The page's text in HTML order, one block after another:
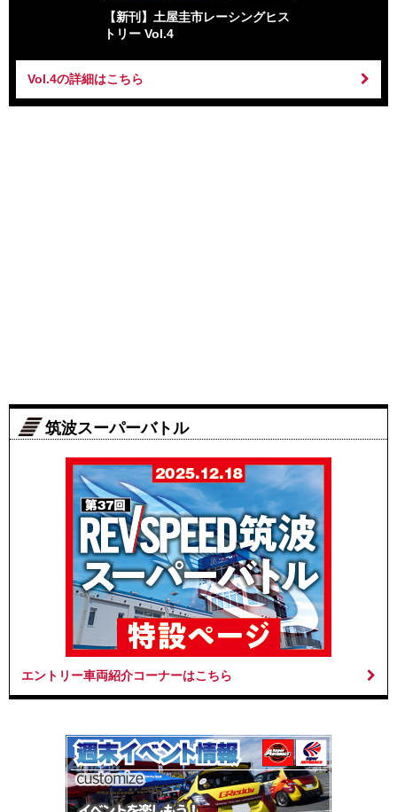
【新刊】土屋圭市レーシングヒス
トリー Vol.4
Vol.4の詳細はこちら
筑波スーパーバトル
エントリー車両紹介コーナーはこちら